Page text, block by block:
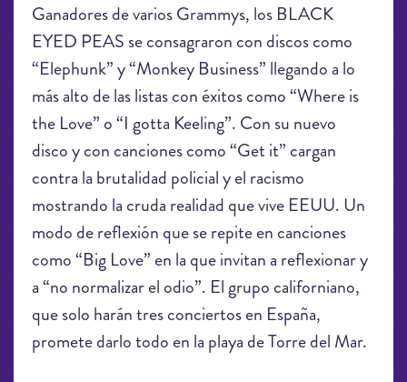
Ganadores de varios Grammys, los BLACK
EYED PEAS se consagraron con discos como
“Elephunk” y “Monkey Business” llegando a lo
más alto de las listas con éxitos como “Where is
the Love” o “I gotta Keeling”. Con su nuevo
disco y con canciones como “Get it” cargan
contra la brutalidad policial y el racismo
mostrando la cruda realidad que vive EEUU. Un
modo de reflexión que se repite en canciones
como “Big Love” en la que invitan a reflexionar y
a “no normalizar el odio”. El grupo californiano,
que solo harán tres conciertos en España,
promete darlo todo en la playa de Torre del Mar.